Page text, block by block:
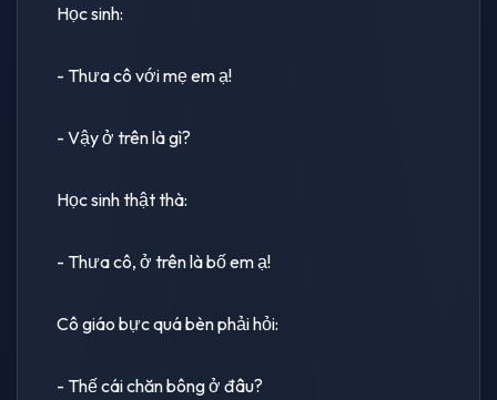
Học sinh:
- Thưa cô với mẹ em ạ!
- Vậy ở trên là gì?
Học sinh thật thà:
- Thưa cô, ở trên là bố em ạ!
Cô giáo bực quá bèn phải hỏi:
- Thế cái chăn bông ở đâu?